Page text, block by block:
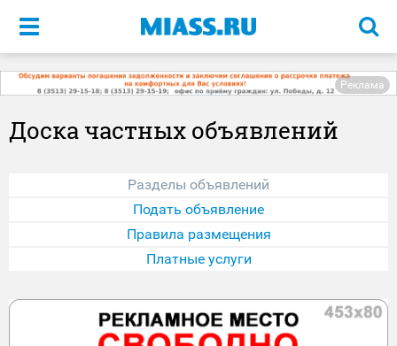
Меню
Реклама
Доска частных объявлений
Разделы объявлений
Подать объявление
Правила размещения
Платные услуги